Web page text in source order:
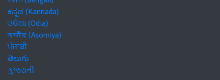
ಕನ್ನಡ (Kannada)
ଓଡିଆ (Odia)
অসমীয়া (Asomiya)
ਪੰਜਾਬੀ
తెలుగు
ગુજરાતી